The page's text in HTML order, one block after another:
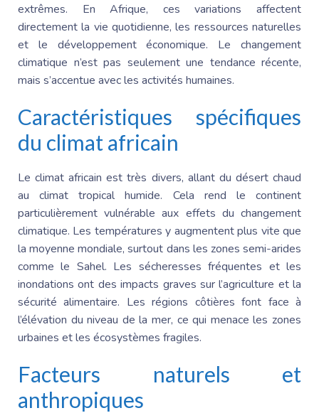
extrêmes. En Afrique, ces variations affectent
directement la vie quotidienne, les ressources naturelles
et le développement économique. Le changement
climatique n’est pas seulement une tendance récente,
mais s’accentue avec les activités humaines.
Caractéristiques spécifiques
du climat africain
Le climat africain est très divers, allant du désert chaud
au climat tropical humide. Cela rend le continent
particulièrement vulnérable aux effets du changement
climatique. Les températures y augmentent plus vite que
la moyenne mondiale, surtout dans les zones semi-arides
comme le Sahel. Les sécheresses fréquentes et les
inondations ont des impacts graves sur l’agriculture et la
sécurité alimentaire. Les régions côtières font face à
l’élévation du niveau de la mer, ce qui menace les zones
urbaines et les écosystèmes fragiles.
Facteurs naturels et
anthropiques